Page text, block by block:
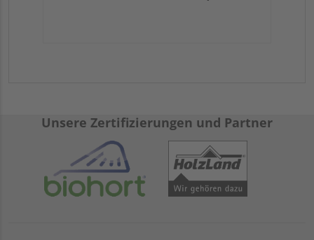
Unsere Zertifizierungen und Partner